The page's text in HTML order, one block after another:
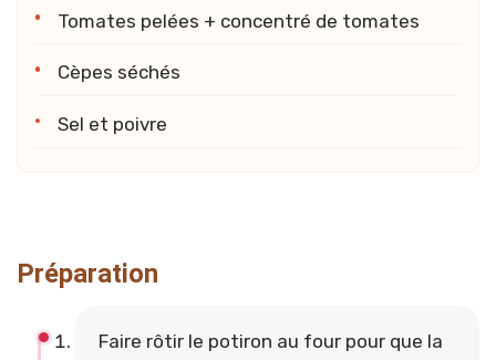
Tomates pelées + concentré de tomates
Cèpes séchés
Sel et poivre
Préparation
Faire rôtir le potiron au four pour que la